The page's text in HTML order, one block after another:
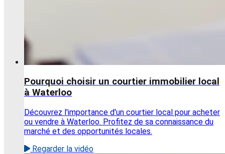
Pourquoi choisir un courtier immobilier local
à Waterloo
Découvrez l'importance d'un courtier local pour acheter
ou vendre à Waterloo. Profitez de sa connaissance du
marché et des opportunités locales.
Regarder la vidéo